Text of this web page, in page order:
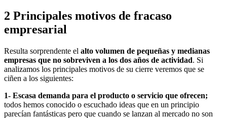
2 Principales motivos de fracaso
empresarial
Resulta sorprendente el alto volumen de pequeñas y medianas
empresas que no sobreviven a los dos años de actividad. Si
analizamos los principales motivos de su cierre veremos que se
ciñen a los siguientes:
1- Escasa demanda para el producto o servicio que ofrecen;
todos hemos conocido o escuchado ideas que en un principio
parecían fantásticas pero que cuando se lanzan al mercado no son